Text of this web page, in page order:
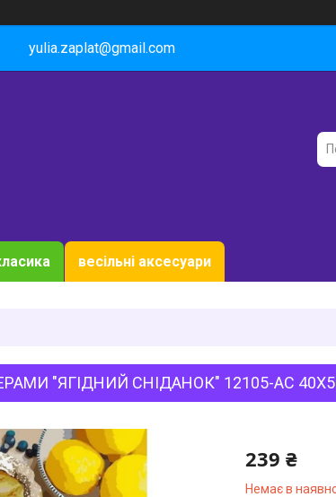
yulia.zaplat@gmail.com
весільні аксесуари
"ЯГІДНИЙ СНІДАНОК" 12105-AC
239 ₴
Немає в